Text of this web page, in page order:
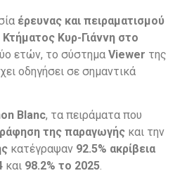
έρευνας και πειραματισμού
Κτήματος Κυρ-Γιάννη στο
ετών, το σύστημα Viewer της
οδηγήσει σε σημαντικά
Blanc, τα πειράματα που
της παραγωγής και την
κατέγραψαν 92.5% ακρίβεια
και 98.2% το 2025.